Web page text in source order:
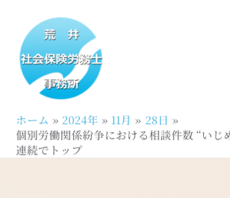
ホーム 2024年 11月
28日
個別労働関係紛争における相談件数 “いじ
連続でトップ